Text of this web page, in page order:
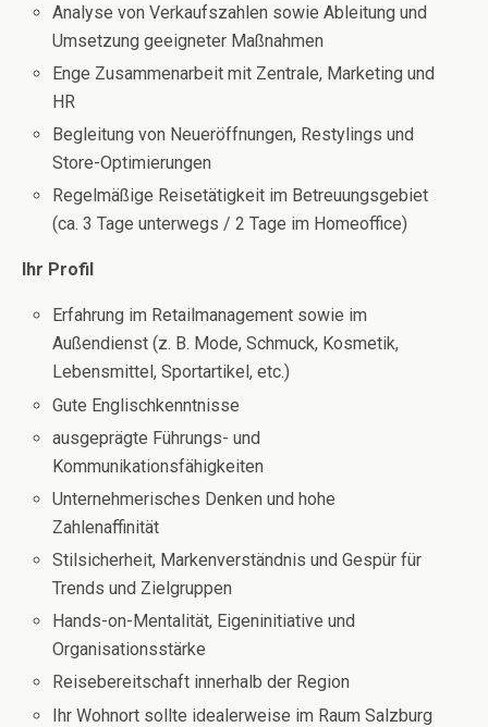
Analyse von Verkaufszahlen sowie Ableitung und
Umsetzung geeigneter Maßnahmen
Enge Zusammenarbeit mit Zentrale, Marketing und
HR
Begleitung von Neueröffnungen, Restylings und
Store-Optimierungen
Regelmäßige Reisetätigkeit im Betreuungsgebiet
(ca. 3 Tage unterwegs / 2 Tage im Homeoffice)
Ihr Profil
Erfahrung im Retailmanagement sowie im
Außendienst (z. B. Mode, Schmuck, Kosmetik,
Lebensmittel, Sportartikel, etc.)
Gute Englischkenntnisse
ausgeprägte Führungs- und
Kommunikationsfähigkeiten
Unternehmerisches Denken und hohe
Zahlenaffinität
Stilsicherheit, Markenverständnis und Gespür für
Trends und Zielgruppen
Hands-on-Mentalität, Eigeninitiative und
Organisationsstärke
Reisebereitschaft innerhalb der Region
Ihr Wohnort sollte idealerweise im Raum Salzburg